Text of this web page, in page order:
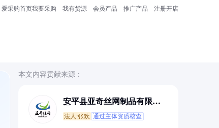
爱采购首页我要采购 我有货源 会员产品 推广产品 注册开店
本文内容贡献来源：
安平县亚奇丝网制品有限公
法人:张欢 通过主体资质核查